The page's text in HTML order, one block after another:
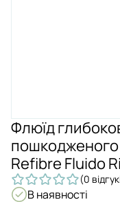
Флюїд
Refibre Fluido
(0
В наявності